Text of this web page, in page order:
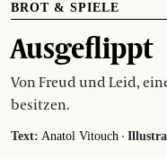
BROT & SPIELE
Ausgeflippt
Von Freud und Leid,
besitzen.
Text: Anatol Vitouch ·